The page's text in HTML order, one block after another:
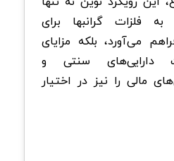
فلزات گرانبها برای
می‌آورد، بلکه مزایای
دارایی‌های سنتی و
مالی را نیز در اختیار